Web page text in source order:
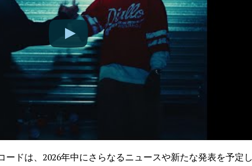
ドは、2026年中にさらなるニュースや新たな発表を予定し